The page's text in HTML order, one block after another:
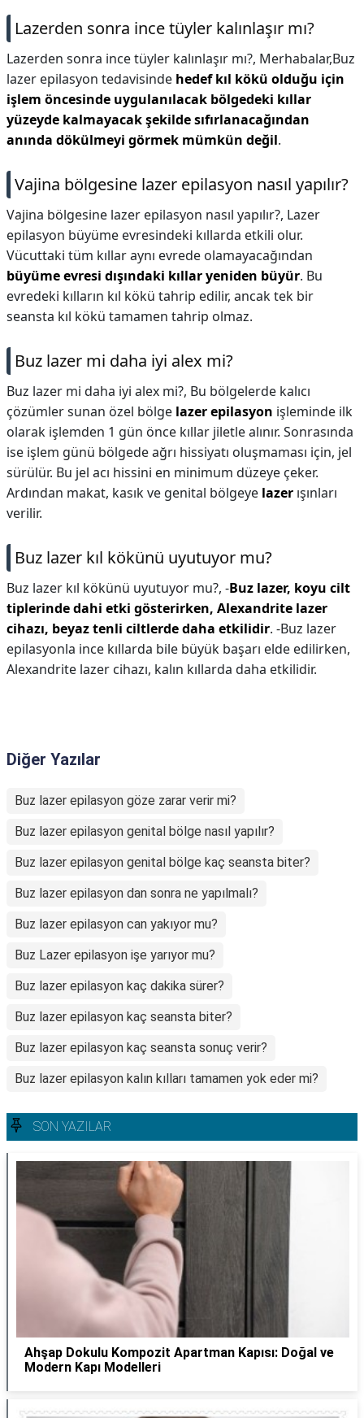
Lazerden sonra ince tüyler kalınlaşır mı?
Lazerden sonra ince tüyler kalınlaşır mı?, Merhabalar,Buz
lazer epilasyon tedavisinde hedef kıl kökü olduğu için
işlem öncesinde uygulanılacak bölgedeki kıllar
yüzeyde kalmayacak şekilde sıfırlanacağından
anında dökülmeyi görmek mümkün değil.
Vajina bölgesine lazer epilasyon nasıl yapılır?
Vajina bölgesine lazer epilasyon nasıl yapılır?, Lazer
epilasyon büyüme evresindeki kıllarda etkili olur.
Vücuttaki tüm kıllar aynı evrede olamayacağından
büyüme evresi dışındaki kıllar yeniden büyür. Bu
evredeki kılların kıl kökü tahrip edilir, ancak tek bir
seansta kıl kökü tamamen tahrip olmaz.
Buz lazer mi daha iyi alex mi?
Buz lazer mi daha iyi alex mi?, Bu bölgelerde kalıcı
çözümler sunan özel bölge lazer epilasyon işleminde ilk
olarak işlemden 1 gün önce kıllar jiletle alınır. Sonrasında
ise işlem günü bölgede ağrı hissiyatı oluşmaması için, jel
sürülür. Bu jel acı hissini en minimum düzeye çeker.
Ardından makat, kasık ve genital bölgeye lazer ışınları
verilir.
Buz lazer kıl kökünü uyutuyor mu?
Buz lazer kıl kökünü uyutuyor mu?, -Buz lazer, koyu cilt
tiplerinde dahi etki gösterirken, Alexandrite lazer
cihazı, beyaz tenli ciltlerde daha etkilidir. -Buz lazer
epilasyonla ince kıllarda bile büyük başarı elde edilirken,
Alexandrite lazer cihazı, kalın kıllarda daha etkilidir.
Diğer Yazılar
Buz lazer epilasyon göze zarar verir mi?
Buz lazer epilasyon genital bölge nasıl yapılır?
Buz lazer epilasyon genital bölge kaç seansta biter?
Buz lazer epilasyon dan sonra ne yapılmalı?
Buz lazer epilasyon can yakıyor mu?
Buz Lazer epilasyon işe yarıyor mu?
Buz lazer epilasyon kaç dakika sürer?
Buz lazer epilasyon kaç seansta biter?
Buz lazer epilasyon kaç seansta sonuç verir?
Buz lazer epilasyon kalın kılları tamamen yok eder mi?
SON YAZILAR
Ahşap Dokulu Kompozit Apartman Kapısı: Doğal ve
Modern Kapı Modelleri